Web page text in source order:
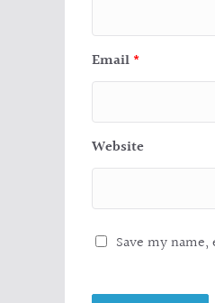
Email *
Website
Save my